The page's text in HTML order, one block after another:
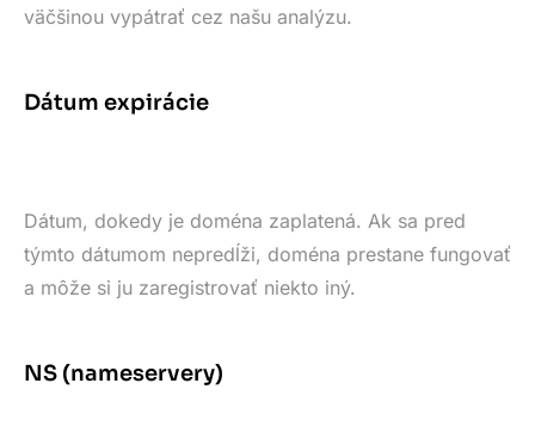
väčšinou vypátrať cez našu analýzu.
Dátum expirácie
Dátum, dokedy je doména zaplatená. Ak sa pred
týmto dátumom nepredĺži, doména prestane fungovať
a môže si ju zaregistrovať niekto iný.
NS (nameservery)